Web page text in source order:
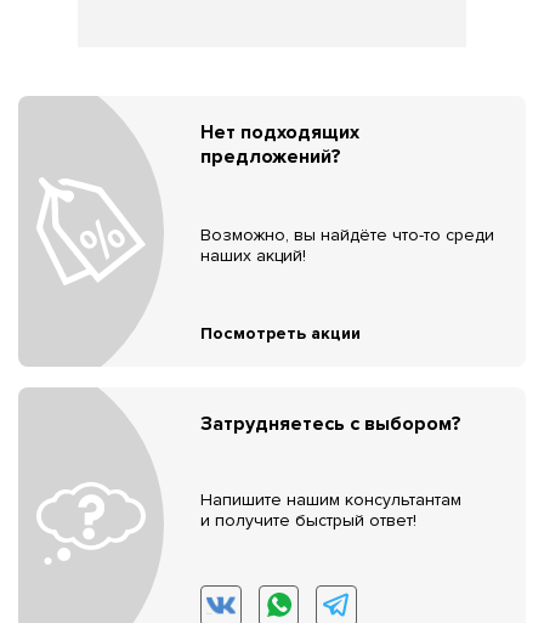
Нет подходящих
предложений?
Возможно, вы найдёте что-то среди
наших акций!
Посмотреть акции
Затрудняетесь с выбором?
Напишите нашим консультантам
и получите быстрый ответ!